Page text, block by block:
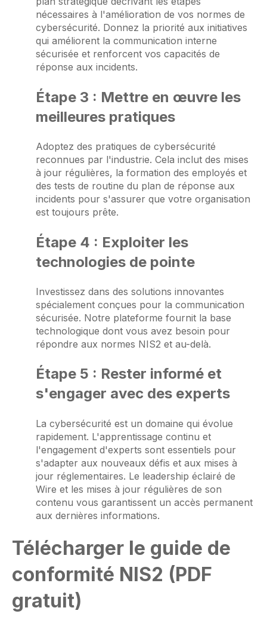
nécessaires à l'amélioration de vos normes de
cybersécurité. Donnez la priorité aux initiatives
qui améliorent la communication interne
sécurisée et renforcent vos capacités de
réponse aux incidents.
Étape 3 : Mettre en œuvre les
meilleures pratiques
Adoptez des pratiques de cybersécurité
reconnues par l'industrie. Cela inclut des mises
à jour régulières, la formation des employés et
des tests de routine du plan de réponse aux
incidents pour s'assurer que votre organisation
est toujours prête.
Étape 4 : Exploiter les
technologies de pointe
Investissez dans des solutions innovantes
spécialement conçues pour la communication
sécurisée. Notre plateforme fournit la base
technologique dont vous avez besoin pour
répondre aux normes NIS2 et au-delà.
Étape 5 : Rester informé et
s'engager avec des experts
La cybersécurité est un domaine qui évolue
rapidement. L'apprentissage continu et
l'engagement d'experts sont essentiels pour
s'adapter aux nouveaux défis et aux mises à
jour réglementaires. Le leadership éclairé de
Wire et les mises à jour régulières de son
contenu vous garantissent un accès permanent
aux dernières informations.
Télécharger le guide de
conformité NIS2 (PDF
gratuit)